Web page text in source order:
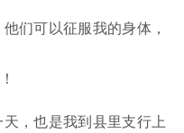
可以征服我的身体，
，也是我到县里支行上